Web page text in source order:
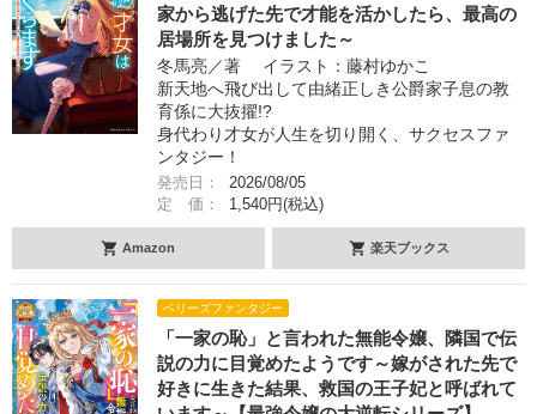
家から逃げた先で才能を活かしたら、最高の
居場所を見つけました～
冬馬亮／著 イラスト：藤村ゆかこ
新天地へ飛び出して由緒正しき公爵家子息の教
育係に大抜擢!?
身代わり才女が人生を切り開く、サクセスファ
ンタジー！
発売日：
2026/08/05
定 価：
1,540円(税込)
Amazon 楽天ブックス
ベリーズファンタジー
「一家の恥」と言われた無能令嬢、隣国で伝
説の力に目覚めたようです～嫁がされた先で
好きに生きた結果、救国の王子妃と呼ばれて